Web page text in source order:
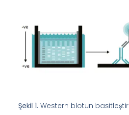
Şekil 1. Western blotun